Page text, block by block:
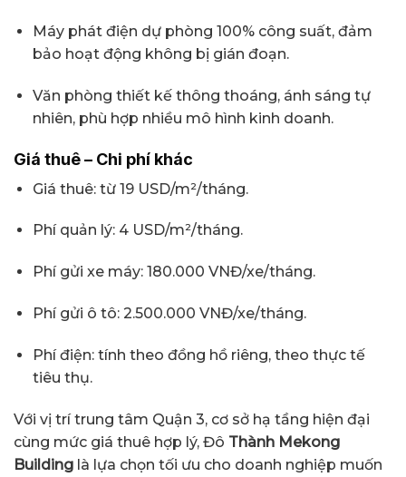
Máy phát điện dự phòng 100% công suất, đảm
bảo hoạt động không bị gián đoạn.
Văn phòng thiết kế thông thoáng, ánh sáng tự
nhiên, phù hợp nhiều mô hình kinh doanh.
Giá thuê – Chi phí khác
Giá thuê: từ 19 USD/m²/tháng.
Phí quản lý: 4 USD/m²/tháng.
Phí gửi xe máy: 180.000 VNĐ/xe/tháng.
Phí gửi ô tô: 2.500.000 VNĐ/xe/tháng.
Phí điện: tính theo đồng hồ riêng, theo thực tế
tiêu thụ.
Với vị trí trung tâm Quận 3, cơ sở hạ tầng hiện đại
cùng mức giá thuê hợp lý, Đô Thành Mekong
Building là lựa chọn tối ưu cho doanh nghiệp muốn